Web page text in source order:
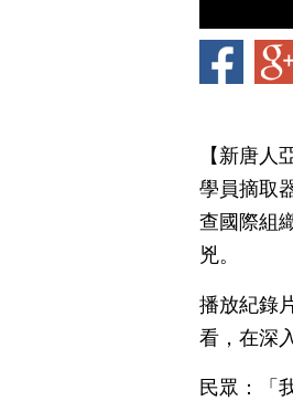
【新唐
學員摘取
查國際組
兇。
播放紀錄
看，在深
民眾：「